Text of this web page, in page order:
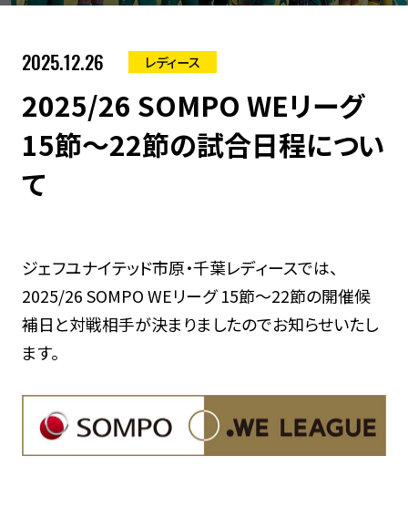
2025.12.26 レディース
2025/26 SOMPO WEリーグ
15節～22節の試合日程につい
て
ジェフユナイテッド市原・千葉レディースでは、
2025/26 SOMPO WEリーグ 15節～22節の開催候
補日と対戦相手が決まりましたのでお知らせいたし
ます。